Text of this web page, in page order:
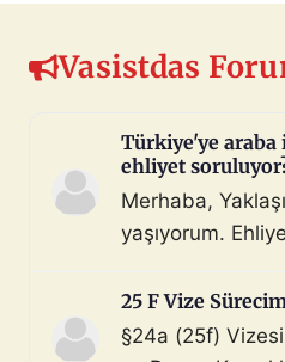
Vasistdas
Türkiye'ye
ehliyet
Merhaba,
yaşıyorum.
çoktan
maalesef
25 F Vize
§24a (25f)